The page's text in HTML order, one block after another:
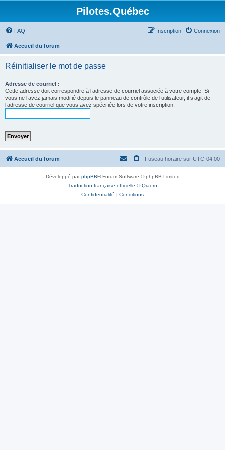
Pilotes.Québec
FAQ Connexion
Inscription
Accueil du forum
Réinitialiser le mot de passe
Adresse de courriel :
Cette adresse doit correspondre à l’adresse de courriel associée à votre compte. Si
vous ne l’avez jamais modifié depuis le panneau de contrôle de l’utilisateur, il s’agit de
l’adresse de courriel que vous avez spécifiée lors de votre inscription.
Accueil du forum Fuseau horaire sur UTC-04:00
Développé parphpBB® Forum Software © phpBB Limited
Traduction française officielle ©Qiaeru
Confidentialité | Conditions